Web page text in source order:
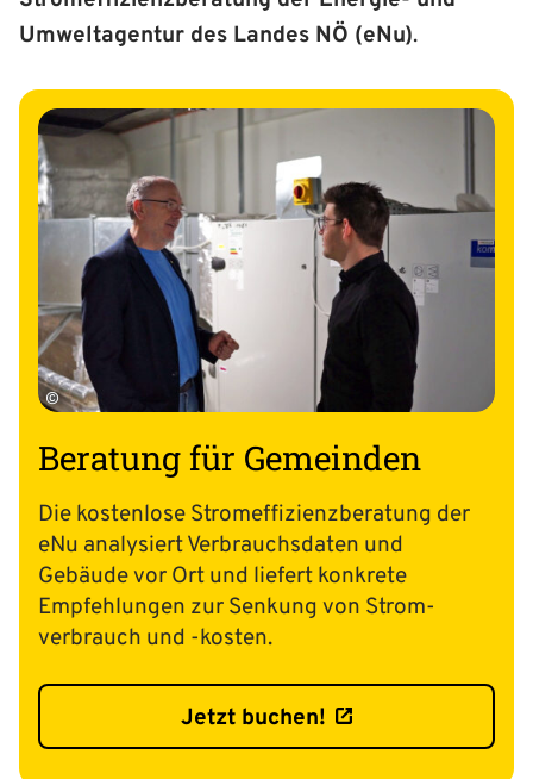
Umweltagentur des Landes NÖ (eNu).
©
Beratung für Gemeinden
Die kostenlose Strom­effizienz­beratung der
eNu analysiert Verbrauchsdaten und
Gebäude vor Ort und liefert konkrete
Empfehlungen zur Senkung von Strom­
verbrauch und -kosten.
Jetzt buchen!